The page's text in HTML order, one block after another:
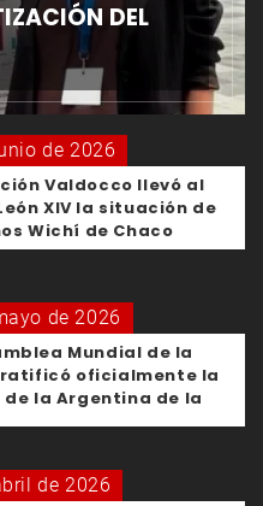
DEL
de 2026
Valdocco llevó al
XIV la situación de
Wichí de Chaco
de 2026
Mundial de la
ratificó oficialmente la
la Argentina de la
de 2026